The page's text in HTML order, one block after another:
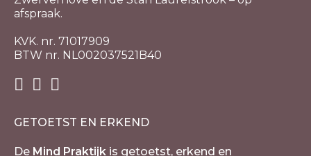
afspraak.
KVK. nr. 71017909
BTW nr. NL002037521B40
GETOETST EN ERKEND
De Mind Praktijk is getoetst, erkend en